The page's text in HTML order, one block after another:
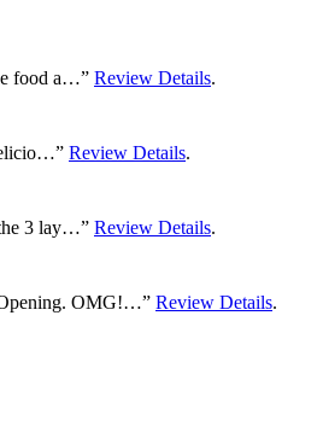
food a…” Review Details.
Review Details.
3 lay…” Review Details.
Opening. OMG!…” Review Details.